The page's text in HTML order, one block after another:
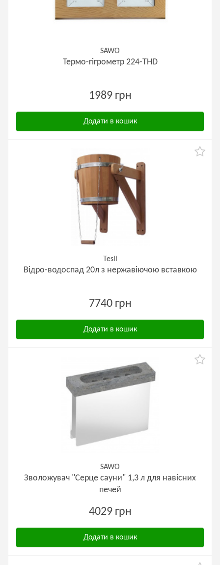
SAWO
Термо-гігрометр 224-THD
1989 грн
Додати в кошик
Tesli
Відро-водоспад 20л з нержавіючою вставкою
7740 грн
Додати в кошик
SAWO
Зволожувач "Серце сауни" 1,3 л для навісних
печей
4029 грн
Додати в кошик